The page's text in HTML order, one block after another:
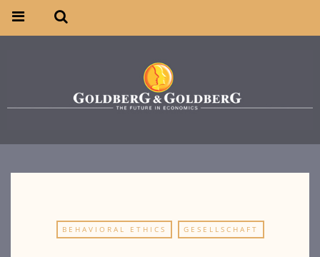
BEHAVIORAL ETHICS GESELLSCHAFT